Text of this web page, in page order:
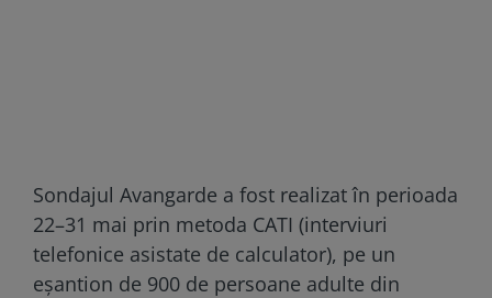
Sondajul Avangarde a fost realizat în perioada
22–31 mai prin metoda CATI (interviuri
telefonice asistate de calculator), pe un
eșantion de 900 de persoane adulte din